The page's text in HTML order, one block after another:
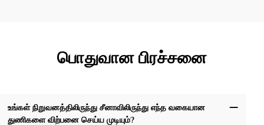
பொதுவான பிரச்சனை
உங்கள் நிறுவனத்திலிருந்து சீனாவிலிருந்து எந்த வகையான
துணிகளை விற்பனை செய்ய முடியும்?